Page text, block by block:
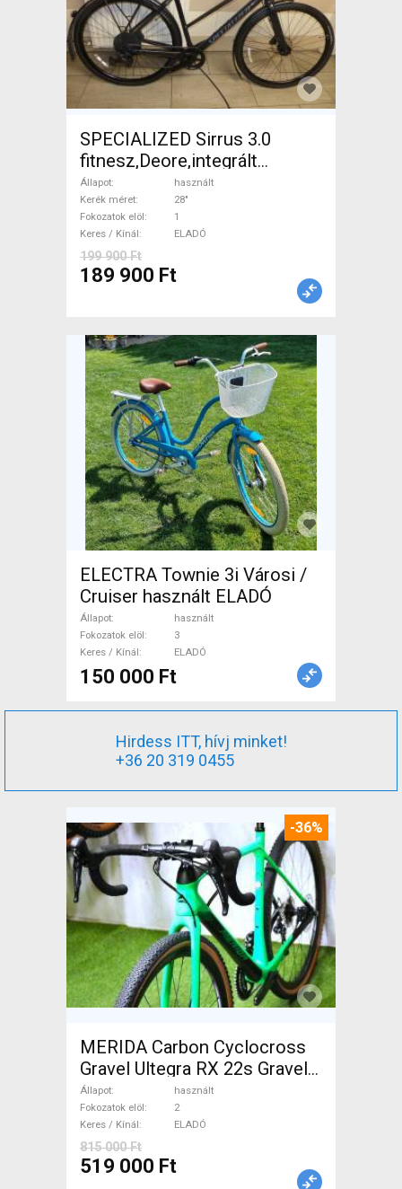
SPECIALIZED Sirrus 3.0
fitnesz,Deore,integrált
hajtás,11sp Trekking/cross
tárcsafék használt ELADÓ
Állapot
használt
Kerék méret
28"
Fokozatok elöl
1
Keres / Kínál
ELADÓ
199 900 Ft
189 900 Ft
ELECTRA Townie 3i Városi /
Cruiser használt ELADÓ
Állapot
használt
Fokozatok elöl
3
Keres / Kínál
ELADÓ
150 000 Ft
Hirdess ITT, hívj minket!
+36 20 319 0455
-36%
MERIDA Carbon Cyclocross
Gravel Ultegra RX 22s Gravel /
CX tárcsafék használt ELADÓ
Állapot
használt
Fokozatok elöl
2
Keres / Kínál
ELADÓ
815 000 Ft
519 000 Ft